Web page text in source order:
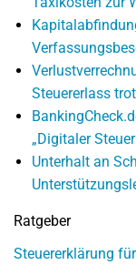
Steuererlass
„Digitaler
Unterhalt an
Ratgeber
Steuererklärung